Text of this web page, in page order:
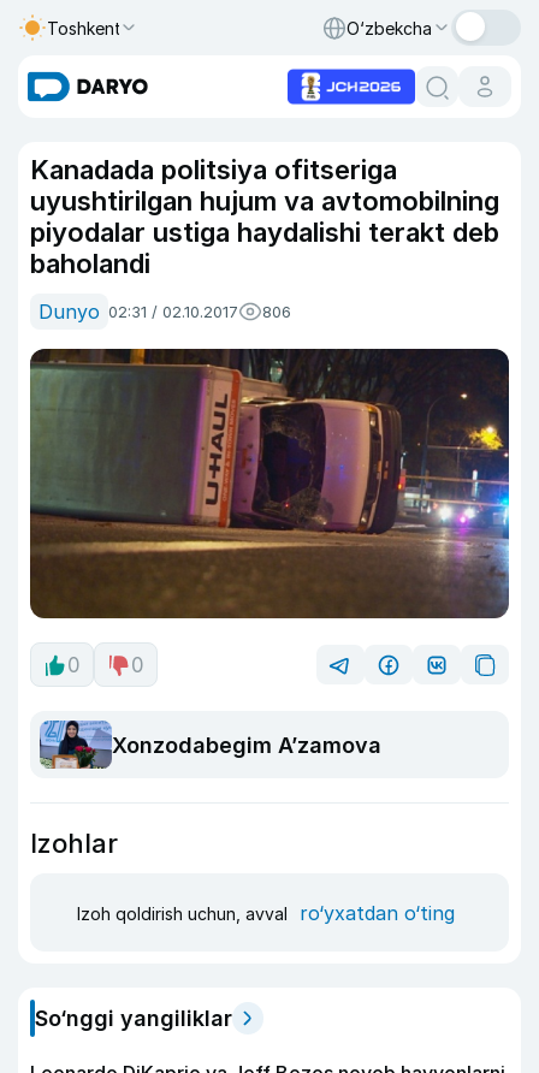
Toshkent O‘zbekcha
Kanadada politsiya ofitseriga
uyushtirilgan hujum va avtomobilning
piyodalar ustiga haydalishi terakt deb
baholandi
Dunyo 02:31 / 02.10.2017 806
0 0
Xonzodabegim A’zamova
Izohlar
Izoh qoldirish uchun, avval ro‘yxatdan o‘ting
So‘nggi yangiliklar